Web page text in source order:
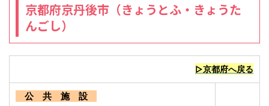
京都府京丹後市（きょうとふ・きょうた
んごし）
▷京都府へ戻る
公 共 施 設